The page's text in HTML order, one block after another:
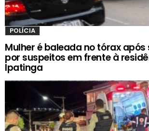
POLÍCIA
Mulher é baleada no tórax
por suspeitos em frente à
Ipatinga